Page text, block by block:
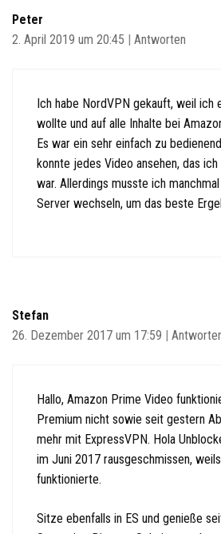
Peter
2. April 2019 um 20:45
Antworten
Ich habe NordVPN gekauft, weil ich
wollte und auf alle Inhalte bei
Es war ein sehr einfach zu
konnte jedes Video ansehen, das
war. Allerdings musste ich
Server wechseln, um das beste
Stefan
26. Dezember 2017 um 17:59
Hallo, Amazon Prime Video
Premium nicht sowie seit gestern
mehr mit ExpressVPN. Hola
im Juni 2017 rausgeschmissen,
funktionierte.
Sitze ebenfalls in ES und genieße